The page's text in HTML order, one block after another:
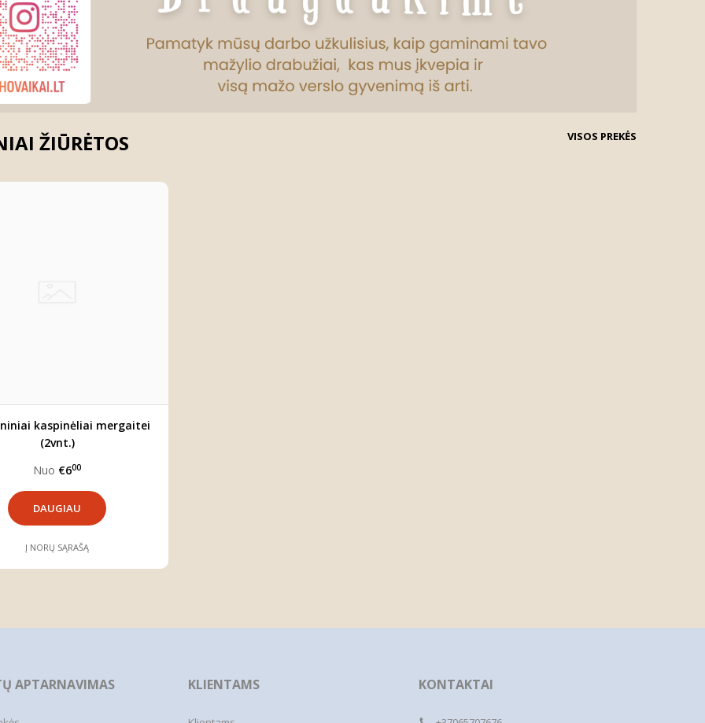
ŽIŪRĖTOS VISOS PREKĖS
kaspinėliai mergaitei
(2vnt.)
Nuo €600
DAUGIAU
Į NORŲ SĄRAŠĄ
APTARNAVIMAS KLIENTAMS KONTAKTAI